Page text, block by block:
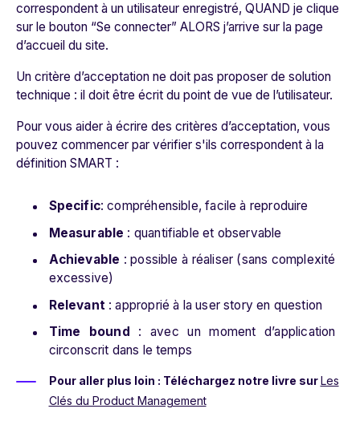
correspondent à un utilisateur enregistré, QUAND je clique
sur le bouton “Se connecter” ALORS j’arrive sur la page
d’accueil du site.
Un critère d’acceptation ne doit pas proposer de solution
technique : il doit être écrit du point de vue de l’utilisateur.
Pour vous aider à écrire des critères d’acceptation, vous
pouvez commencer par vérifier s'ils correspondent à la
définition SMART :
Specific: compréhensible, facile à reproduire
Measurable : quantifiable et observable
Achievable : possible à réaliser (sans complexité
excessive)
Relevant: approprié à la user story en question
Time bound
: avec un moment d’application
circonscrit dans le temps
Pour aller plus loin : Téléchargez notre livre sur Les
Clés du Product Management